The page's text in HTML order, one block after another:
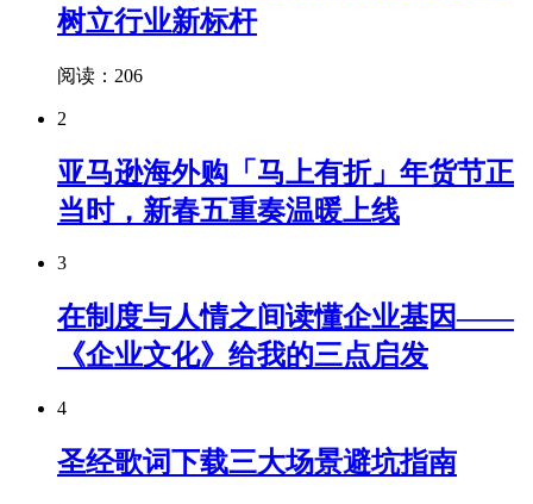
树立行业新标杆
阅读：206
2
亚马逊海外购「马上有折」年货节正
当时，新春五重奏温暖上线
3
在制度与人情之间读懂企业基因——
《企业文化》给我的三点启发
4
圣经歌词下载三大场景避坑指南